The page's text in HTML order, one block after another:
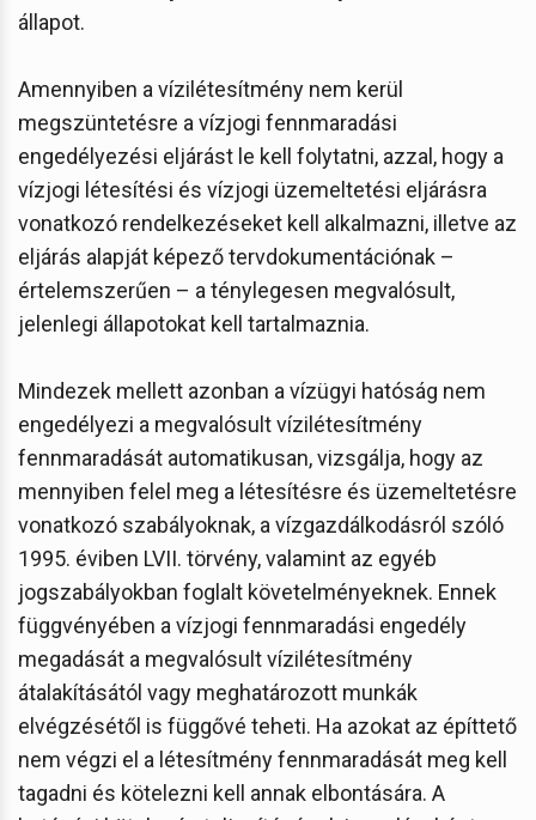
állapot.
Amennyiben a vízilétesítmény nem kerül
megszüntetésre a vízjogi fennmaradási
engedélyezési eljárást le kell folytatni, azzal, hogy a
vízjogi létesítési és vízjogi üzemeltetési eljárásra
vonatkozó rendelkezéseket kell alkalmazni, illetve az
eljárás alapját képező tervdokumentációnak –
értelemszerűen – a ténylegesen megvalósult,
jelenlegi állapotokat kell tartalmaznia.
Mindezek mellett azonban a vízügyi hatóság nem
engedélyezi a megvalósult vízilétesítmény
fennmaradását automatikusan, vizsgálja, hogy az
mennyiben felel meg a létesítésre és üzemeltetésre
vonatkozó szabályoknak, a vízgazdálkodásról szóló
1995. éviben LVII. törvény, valamint az egyéb
jogszabályokban foglalt követelményeknek. Ennek
függvényében a vízjogi fennmaradási engedély
megadását a megvalósult vízilétesítmény
átalakításától vagy meghatározott munkák
elvégzésétől is függővé teheti. Ha azokat az építtető
nem végzi el a létesítmény fennmaradását meg kell
tagadni és kötelezni kell annak elbontására. A